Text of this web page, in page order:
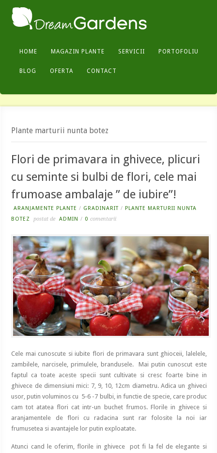
HOME MAGAZIN PLANTE SERVICII PORTOFOLIU
BLOG OFERTA CONTACT
Plante marturii nunta botez
Flori de primavara in ghivece, plicuri
cu seminte si bulbi de flori, cele mai
frumoase ambalaje ” de iubire”!
ARANJAMENTE PLANTE / GRADINARIT / PLANTE MARTURII NUNTA
BOTEZ
postat de ADMIN / 0comentarii
Cele mai cunoscute si iubite flori de primavara sunt ghioceii, lalelele,
zambilele, narcisele, primulele, brandusele. Mai putin cunoscut este
faptul ca toate aceste specii sunt cultivate si cresc foarte bine in
ghivece de dimensiuni mici: 7, 9, 10, 12cm diametru. Adica un ghiveci
usor, putin voluminos cu 5-6 -7 bulbi, in functie de specie, care produc
cam tot atatea flori cat intr-un buchet frumos. Florile in ghivece si
aranjamentele de flori cu radacina sunt rar folosite la noi iar
frumusetea si avantajele lor putin exploatate.
Atunci cand le oferim, florile in ghivece pot fi la fel de elegante si